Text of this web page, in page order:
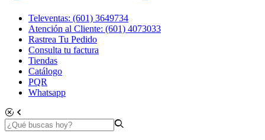
Televentas: (601) 3649734
Atención al Cliente: (601) 4073033
Rastrea Tu Pedido
Consulta tu factura
Tiendas
Catálogo
PQR
Whatsapp